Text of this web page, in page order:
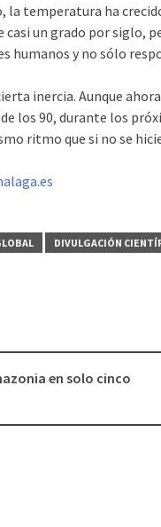
la temperatura ha
casi un grado por siglo,
humanos y no sólo
inercia. Aunque
los 90, durante los
ritmo que si no se
DIVULGACIÓN
en solo cinco